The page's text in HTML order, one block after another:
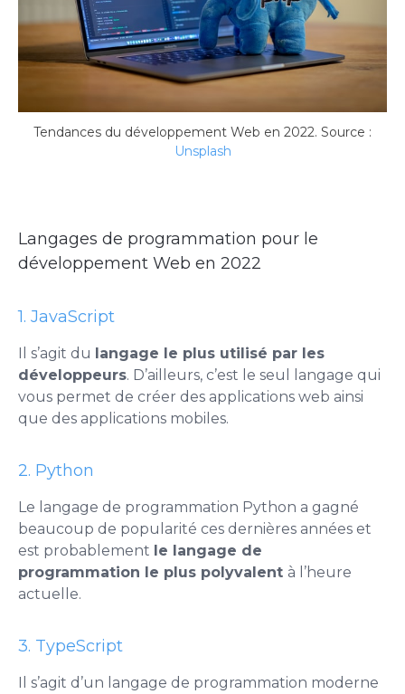
Tendances du développement Web en 2022. Source :
Unsplash
Langages de programmation pour le
développement Web en 2022
1. JavaScript
Il s’agit du langage le plus utilisé par les
développeurs. D’ailleurs, c’est le seul langage qui
vous permet de créer des applications web ainsi
que des applications mobiles.
2. Python
Le langage de programmation Python a gagné
beaucoup de popularité ces dernières années et
est probablement le langage de
programmation le plus polyvalent à l’heure
actuelle.
3. TypeScript
Il s’agit d’un langage de programmation moderne